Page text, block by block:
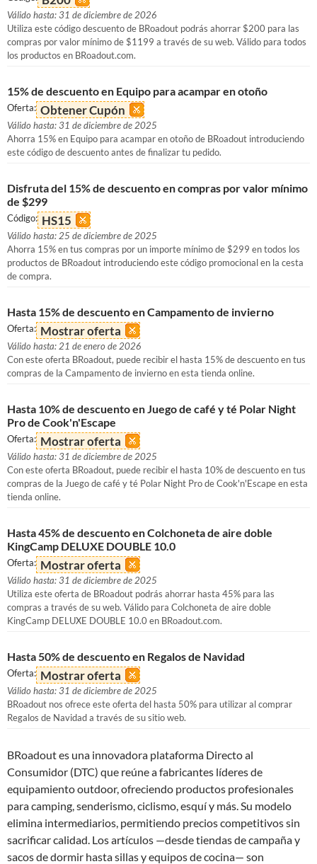
Válido hasta: 31 de diciembre de 2026
Utiliza este código descuento de BRoadout podrás ahorrar $200 para las
compras por valor mínimo de $1199 a través de su web. Válido para todos
los productos en BRoadout.com.
15% de descuento en Equipo para acampar en otoño
Oferta: Obtener Cupón
Válido hasta: 31 de diciembre de 2025
Ahorra 15% en Equipo para acampar en otoño de BRoadout introduciendo
este código de descuento antes de finalizar tu pedido.
Disfruta del 15% de descuento en compras por valor mínimo
de $299
Código: HS15
Válido hasta: 25 de diciembre de 2025
Ahorra 15% en tus compras por un importe mínimo de $299 en todos los
productos de BRoadout introduciendo este código promocional en la cesta
de compra.
Hasta 15% de descuento en Campamento de invierno
Oferta: Mostrar oferta
Válido hasta: 21 de enero de 2026
Con este oferta BRoadout, puede recibir el hasta 15% de descuento en tus
compras de la Campamento de invierno en esta tienda online.
Hasta 10% de descuento en Juego de café y té Polar Night
Pro de Cook'n'Escape
Oferta: Mostrar oferta
Válido hasta: 31 de diciembre de 2025
Con este oferta BRoadout, puede recibir el hasta 10% de descuento en tus
compras de la Juego de café y té Polar Night Pro de Cook'n'Escape en esta
tienda online.
Hasta 45% de descuento en Colchoneta de aire doble
KingCamp DELUXE DOUBLE 10.0
Oferta: Mostrar oferta
Válido hasta: 31 de diciembre de 2025
Utiliza este oferta de BRoadout podrás ahorrar hasta 45% para las
compras a través de su web. Válido para Colchoneta de aire doble
KingCamp DELUXE DOUBLE 10.0 en BRoadout.com.
Hasta 50% de descuento en Regalos de Navidad
Oferta: Mostrar oferta
Válido hasta: 31 de diciembre de 2025
BRoadout nos ofrece este oferta del hasta 50% para utilizar al comprar
Regalos de Navidad a través de su sitio web.
BRoadout es una innovadora plataforma Directo al
Consumidor (DTC) que reúne a fabricantes líderes de
equipamiento outdoor, ofreciendo productos profesionales
para camping, senderismo, ciclismo, esquí y más. Su modelo
elimina intermediarios, permitiendo precios competitivos sin
sacrificar calidad. Los artículos —desde tiendas de campaña y
sacos de dormir hasta sillas y equipos de cocina— son